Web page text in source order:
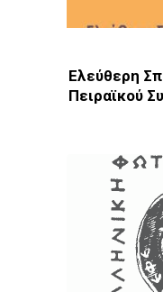
Ελεύθερη
Πειραϊκού